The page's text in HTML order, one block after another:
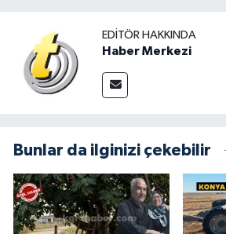
EDITÖR HAKKINDA
Haber Merkezi
Bunlar da ilginizi çekebilir